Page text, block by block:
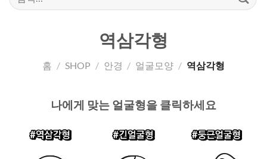
색:
역삼각형
홈 / SHOP / 안경 / 얼굴모양 / 역삼각형
나에게 맞는 얼굴형을 클릭하세요